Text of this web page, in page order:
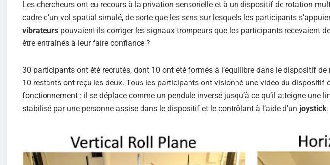
Les chercheurs ont eu recours à la privation sensorielle et à un dispositif de rotation
cadre d’un vol spatial simulé, de sorte que les sens sur lesquels les participants
vibrateurs pouvaient-ils corriger les signaux trompeurs que les participants recevaient
être entraînés à leur faire confiance ?
30 participants ont été recrutés, dont 10 ont été formés à l’équilibre dans le dispositif
10 restants ont reçu les deux. Tous les participants ont visionné une vidéo du dispositif
fonctionnement : il se déplace comme un pendule inversé jusqu’à ce qu’il atteigne une
stabilisé par une personne assise dans le dispositif et le contrôlant à l’aide d’un joystick.